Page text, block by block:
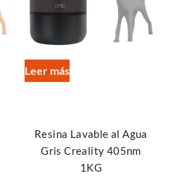
Leer más
Resina Lavable al Agua
Gris Creality 405nm
1KG